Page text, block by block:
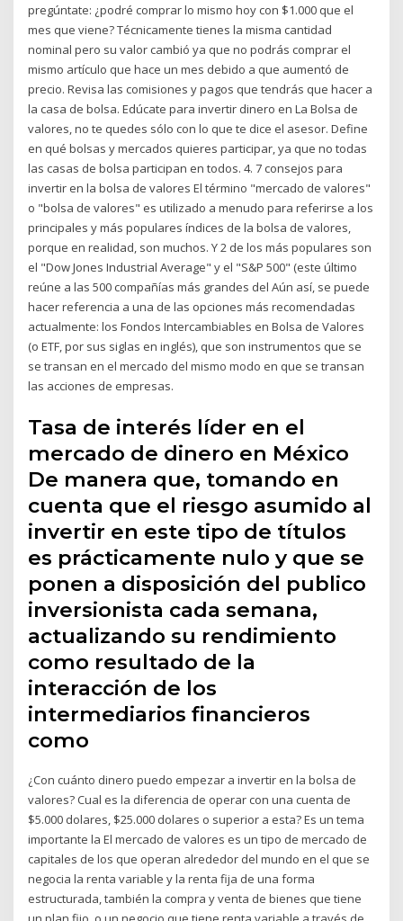
pregúntate: ¿podré comprar lo mismo hoy con $1.000 que el
mes que viene? Técnicamente tienes la misma cantidad
nominal pero su valor cambió ya que no podrás comprar el
mismo artículo que hace un mes debido a que aumentó de
precio. Revisa las comisiones y pagos que tendrás que hacer a
la casa de bolsa. Edúcate para invertir dinero en La Bolsa de
valores, no te quedes sólo con lo que te dice el asesor. Define
en qué bolsas y mercados quieres participar, ya que no todas
las casas de bolsa participan en todos. 4. 7 consejos para
invertir en la bolsa de valores El término "mercado de valores"
o "bolsa de valores" es utilizado a menudo para referirse a los
principales y más populares índices de la bolsa de valores,
porque en realidad, son muchos. Y 2 de los más populares son
el "Dow Jones Industrial Average" y el "S&P 500" (este último
reúne a las 500 compañías más grandes del Aún así, se puede
hacer referencia a una de las opciones más recomendadas
actualmente: los Fondos Intercambiables en Bolsa de Valores
(o ETF, por sus siglas en inglés), que son instrumentos que se
se transan en el mercado del mismo modo en que se transan
las acciones de empresas.
Tasa de interés líder en el
mercado de dinero en México
De manera que, tomando en
cuenta que el riesgo asumido al
invertir en este tipo de títulos
es prácticamente nulo y que se
ponen a disposición del publico
inversionista cada semana,
actualizando su rendimiento
como resultado de la
interacción de los
intermediarios financieros
como
¿Con cuánto dinero puedo empezar a invertir en la bolsa de
valores? Cual es la diferencia de operar con una cuenta de
$5.000 dolares, $25.000 dolares o superior a esta? Es un tema
importante la El mercado de valores es un tipo de mercado de
capitales de los que operan alrededor del mundo en el que se
negocia la renta variable y la renta fija de una forma
estructurada, también la compra y venta de bienes que tiene